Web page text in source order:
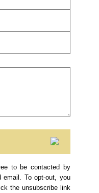
to be contacted by
email. To opt-out, you
the unsubscribe link